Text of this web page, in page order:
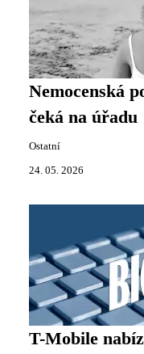
Nemocenská
čeká na úřadu
Ostatní
24. 05. 2026
T-Mobile